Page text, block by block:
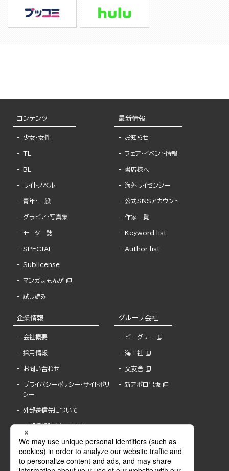
コンテンツ
少女・女性
TL
BL
ライトノベル
青年・一般
グラビア・写真集
モーター誌
SPECIAL
Sublicense
マンガよもんが
試し読み
最新情報
お知らせ
フェア・イベント情報
書店様へ
海外ライセンシー
公式SNSアカウント
作家一覧
Keyword list
Author list
企業情報
会社概要
採用情報
お問い合わせ
プライバシーポリシー・サイトポリ
シー
外部送信先について
内部通報制度について
グループ会社
ビーグリー
海王社
文友舎
新アポロ出版